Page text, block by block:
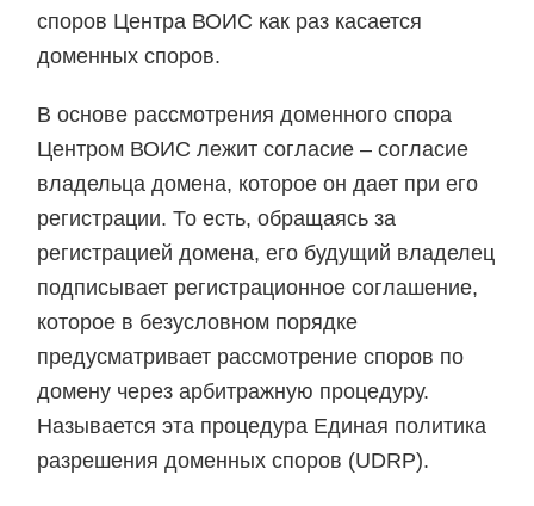
споров Центра ВОИС как раз касается
доменных споров.
В основе рассмотрения доменного спора
Центром ВОИС лежит согласие – согласие
владельца домена, которое он дает при его
регистрации. То есть, обращаясь за
регистрацией домена, его будущий владелец
подписывает регистрационное соглашение,
которое в безусловном порядке
предусматривает рассмотрение споров по
домену через арбитражную процедуру.
Называется эта процедура Единая политика
разрешения доменных споров (UDRP).